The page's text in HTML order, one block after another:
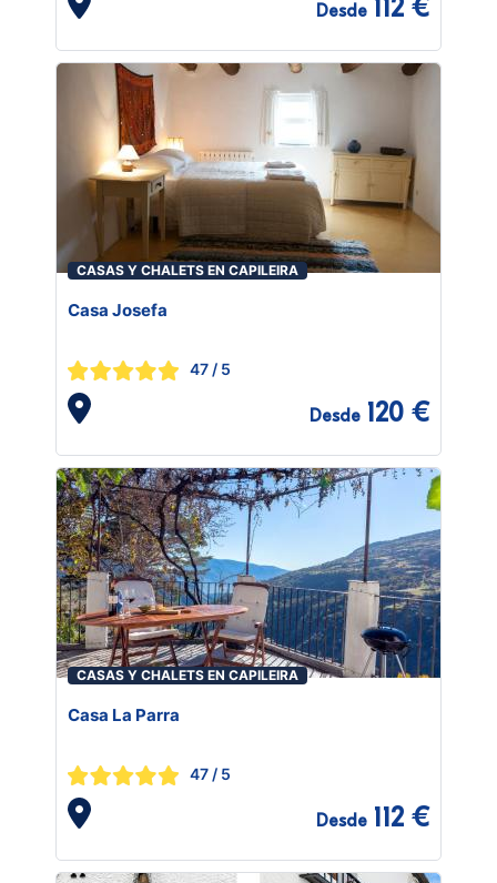
Desde 112 €
CASAS Y CHALETS EN CAPILEIRA
Casa Josefa
47 / 5
Desde 120 €
CASAS Y CHALETS EN CAPILEIRA
Casa La Parra
47 / 5
Desde 112 €